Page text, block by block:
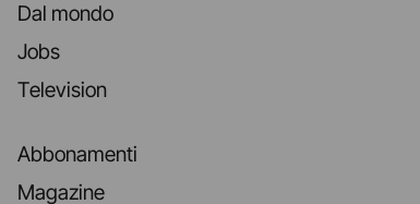
Dal mondo
Jobs
Television
Abbonamenti
Magazine